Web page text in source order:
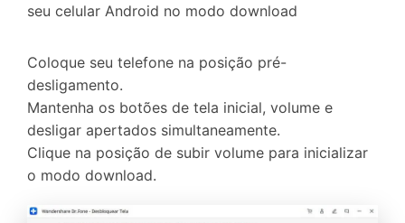
seu celular Android no modo download
Coloque seu telefone na posição pré-
desligamento.
Mantenha os botões de tela inicial, volume e
desligar apertados simultaneamente.
Clique na posição de subir volume para inicializar
o modo download.